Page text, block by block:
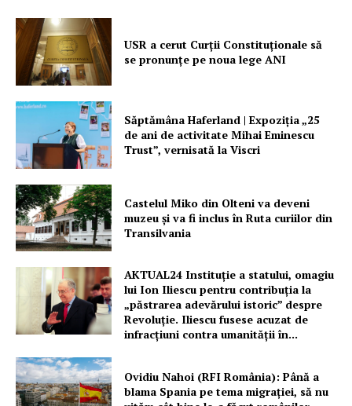
USR a cerut Curții Constituționale să
se pronunțe pe noua lege ANI
Săptămâna Haferland | Expoziţia „25
de ani de activitate Mihai Eminescu
Trust”, vernisată la Viscri
Castelul Miko din Olteni va deveni
muzeu şi va fi inclus în Ruta curiilor din
Transilvania
AKTUAL24 Instituție a statului, omagiu
lui Ion Iliescu pentru contribuția la
„păstrarea adevărului istoric” despre
Revoluție. Iliescu fusese acuzat de
infracțiuni contra umanității în...
Ovidiu Nahoi (RFI România): Până a
blama Spania pe tema migrației, să nu